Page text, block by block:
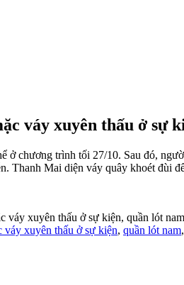
váy xuyên thấu ở sự
chương trình tối 27/10. Sau đó,
Thanh Mai diện váy quây khoét
xuyên thấu ở sự kiện, quần lót
váy xuyên thấu ở sự kiện, quần lót nam,